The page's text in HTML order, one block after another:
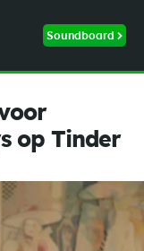
Soundboard
op Tinder